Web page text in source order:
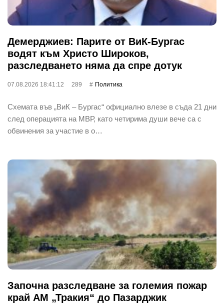
Демерджиев: Парите от ВиК-Бургас
водят към Христо Широков,
разследването няма да спре дотук
07.08.2026 18:41:12 289 Политика
Схемата във „ВиК – Бургас“ официално влезе в съда 21 дни
след операцията на МВР, като четирима души вече са с
обвинения за участие в о…
Започна разследване за големия пожар
край АМ „Тракия“ до Пазарджик